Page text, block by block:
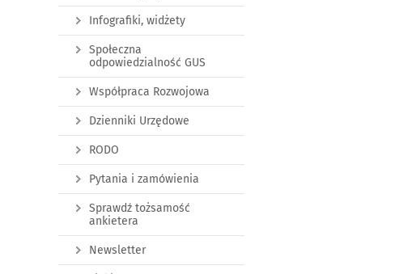
Infografiki, widżety
Społeczna
odpowiedzialność GUS
Współpraca Rozwojowa
Dzienniki Urzędowe
RODO
Pytania i zamówienia
Sprawdź tożsamość
ankietera
Newsletter